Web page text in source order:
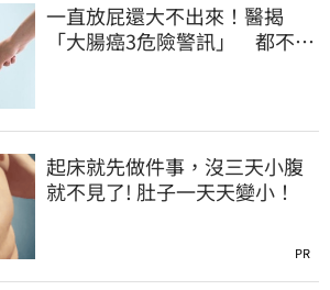
一直放屁還大不出來！醫揭
「大腸癌3危險警訊」 都不排
起床就先做件事，沒三天小腹
就不見了! 肚子一天天變小！
PR